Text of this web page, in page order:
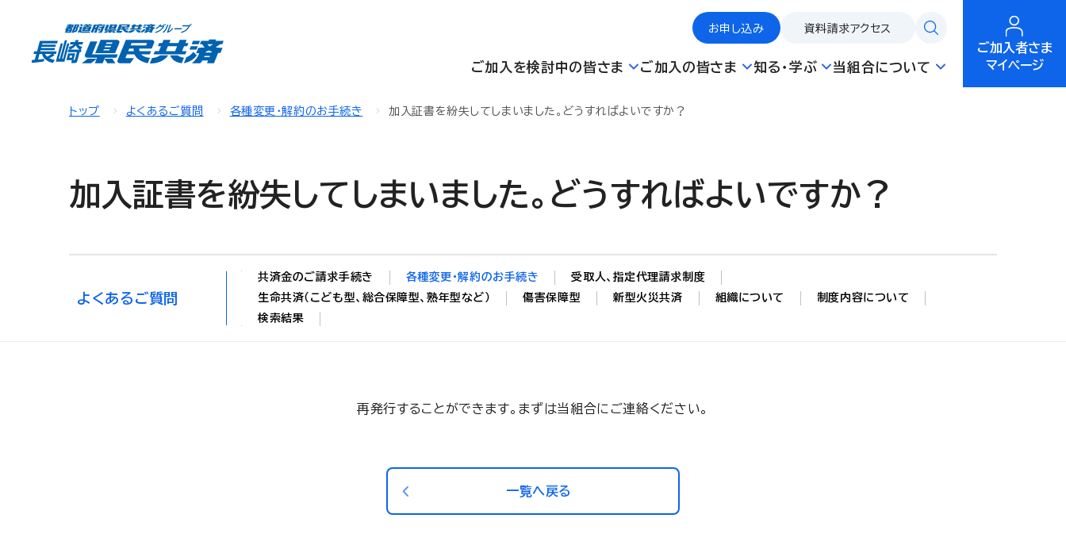
お申し込み 資料請求アクセス
ご加入を検討中の皆さま ご加入の皆さま 知る・学ぶ 当組合について
ご加入者さま
マイページ
トップ よくあるご質問 各種変更・解約のお手続き 加入証書を紛失してしまいました。どうすればよいですか？
加入証書を紛失してしまいました。どうすればよいですか？
よくあるご質問
共済金のご請求手続き 各種変更・解約のお手続き
受取人、指定代理請求制度
生命共済（こども型、総合保障型、熟年型など）
傷害保障型 新型火災共済 組織について
制度内容について
検索結果
再発行することができます。まずは当組合にご連絡ください。
一覧へ戻る